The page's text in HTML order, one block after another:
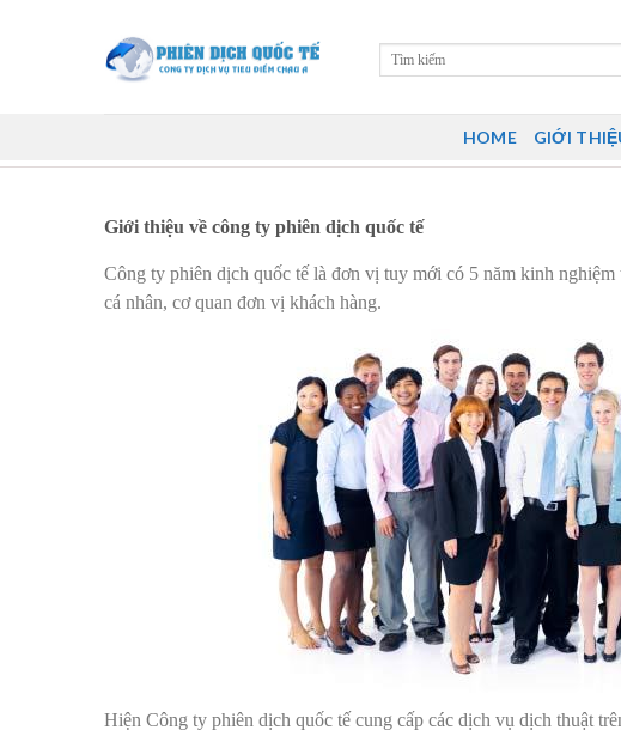
HOME GIỚI
Giới thiệu về công ty phiên dịch quốc tế
Công ty phiên dịch quốc tế là đơn vị tuy mới có 5 năm kinh
cá nhân, cơ quan đơn vị khách hàng.
Hiện Công ty phiên dịch quốc tế cung cấp các dịch vụ dịch thuật